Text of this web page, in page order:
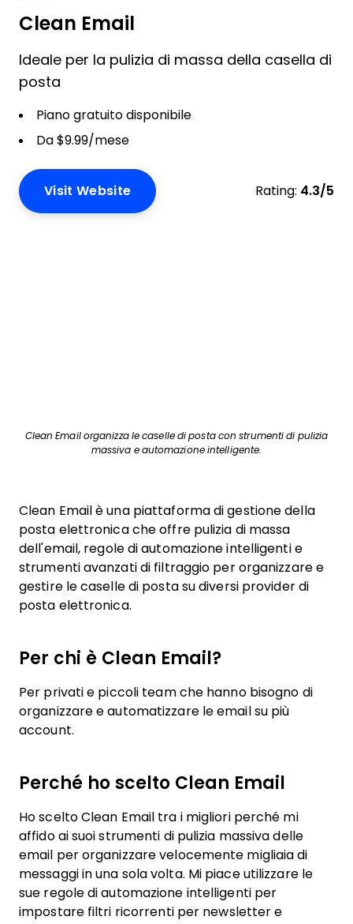
Clean Email
Ideale per la pulizia di massa della casella di
posta
Piano gratuito disponibile
Da $9.99/mese
Visit Website Rating: 4.3/5
Clean Email organizza le caselle di posta con strumenti di pulizia
massiva e automazione intelligente.
Clean Email è una piattaforma di gestione della
posta elettronica che offre pulizia di massa
dell'email, regole di automazione intelligenti e
strumenti avanzati di filtraggio per organizzare e
gestire le caselle di posta su diversi provider di
posta elettronica.
Per chi è Clean Email?
Per privati e piccoli team che hanno bisogno di
organizzare e automatizzare le email su più
account.
Perché ho scelto Clean Email
Ho scelto Clean Email tra i migliori perché mi
affido ai suoi strumenti di pulizia massiva delle
email per organizzare velocemente migliaia di
messaggi in una sola volta. Mi piace utilizzare le
sue regole di automazione intelligenti per
impostare filtri ricorrenti per newsletter e